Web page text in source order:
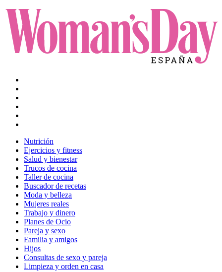
Nutrición
Ejercicios y fitness
Salud y bienestar
Trucos de cocina
Taller de cocina
Buscador de recetas
Moda y belleza
Mujeres reales
Trabajo y dinero
Planes de Ocio
Pareja y sexo
Familia y amigos
Hijos
Consultas de sexo y pareja
Limpieza y orden en casa